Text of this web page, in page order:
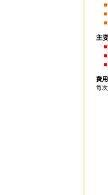
■
■
■
主
■
■
■
費用
每